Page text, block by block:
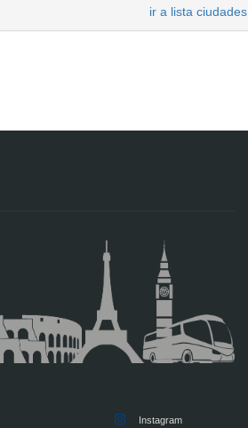
ir a lista ciudades
Instagram